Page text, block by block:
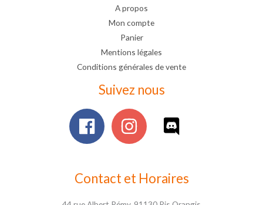
A propos
Mon compte
Panier
Mentions légales
Conditions générales de vente
Suivez nous
Contact et Horaires